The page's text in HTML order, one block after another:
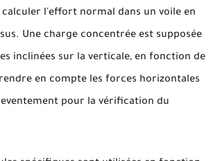
calculer l'effort normal dans un voile en
Une charge concentrée est supposée
inclinées sur la verticale, en fonction de
en compte les forces horizontales
pour la vérification du